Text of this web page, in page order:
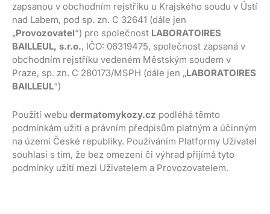
zapsanou v obchodním rejstříku u Krajského soudu v Ústí
nad Labem, pod sp. zn. C 32641 (dále jen
„Provozovatel“) pro společnost LABORATOIRES
BAILLEUL, s.r.o., IČO: 06319475, společnost zapsaná v
obchodním rejstříku vedeném Městským soudem v
Praze, sp. zn. C 280173/MSPH (dále jen „LABORATOIRES
BAILLEUL“)
Použití webu dermatomykozy.cz podléhá těmto
podmínkám užití a právním předpisům platným a účinným
na území České republiky. Používáním Platformy Uživatel
souhlasí s tím, že bez omezení či výhrad přijímá tyto
podmínky užití mezi Uživatelem a Provozovatelem.